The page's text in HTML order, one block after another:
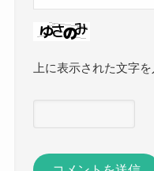
上に表示された文字